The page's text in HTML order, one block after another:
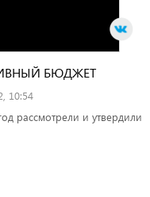
БЮДЖЕТ
10:54
рассмотрели и утвердили